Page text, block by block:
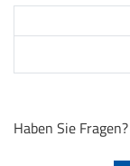
Haben Sie Fragen?